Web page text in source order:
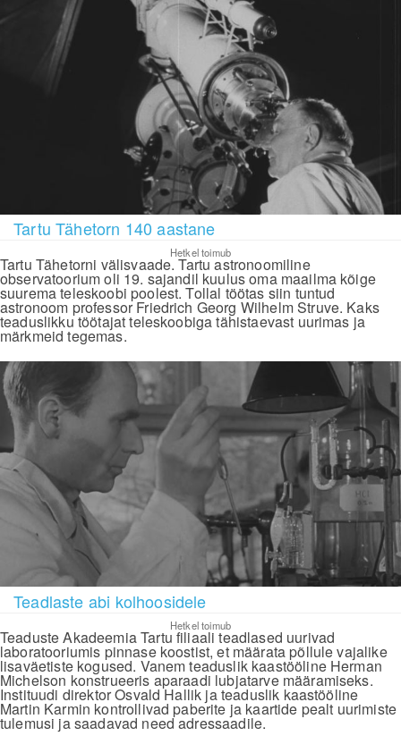
Tartu Tähetorn 140 aastane
Hetkel toimub
Tartu Tähetorni välisvaade. Tartu astronoomiline
observatoorium oli 19. sajandil kuulus oma maailma kõige
suurema teleskoobi poolest. Tollal töötas siin tuntud
astronoom professor Friedrich Georg Wilhelm Struve. Kaks
teaduslikku töötajat teleskoobiga tähistaevast uurimas ja
märkmeid tegemas.
Teadlaste abi kolhoosidele
Hetkel toimub
Teaduste Akadeemia Tartu filiaali teadlased uurivad
laboratooriumis pinnase koostist, et määrata põllule vajalike
lisaväetiste kogused. Vanem teaduslik kaastööline Herman
Michelson konstrueeris aparaadi lubjatarve määramiseks.
Instituudi direktor Osvald Hallik ja teaduslik kaastööline
Martin Karmin kontrollivad paberite ja kaartide pealt uurimiste
tulemusi ja saadavad need adressaadile.